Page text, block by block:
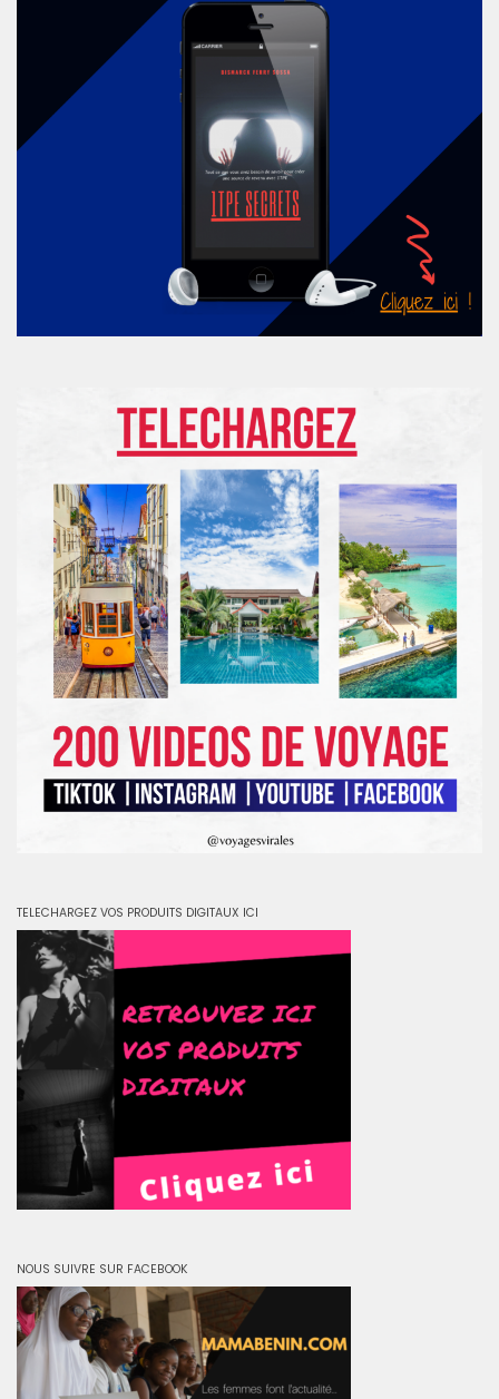
TELECHARGEZ VOS PRODUITS DIGITAUX ICI
NOUS SUIVRE SUR FACEBOOK